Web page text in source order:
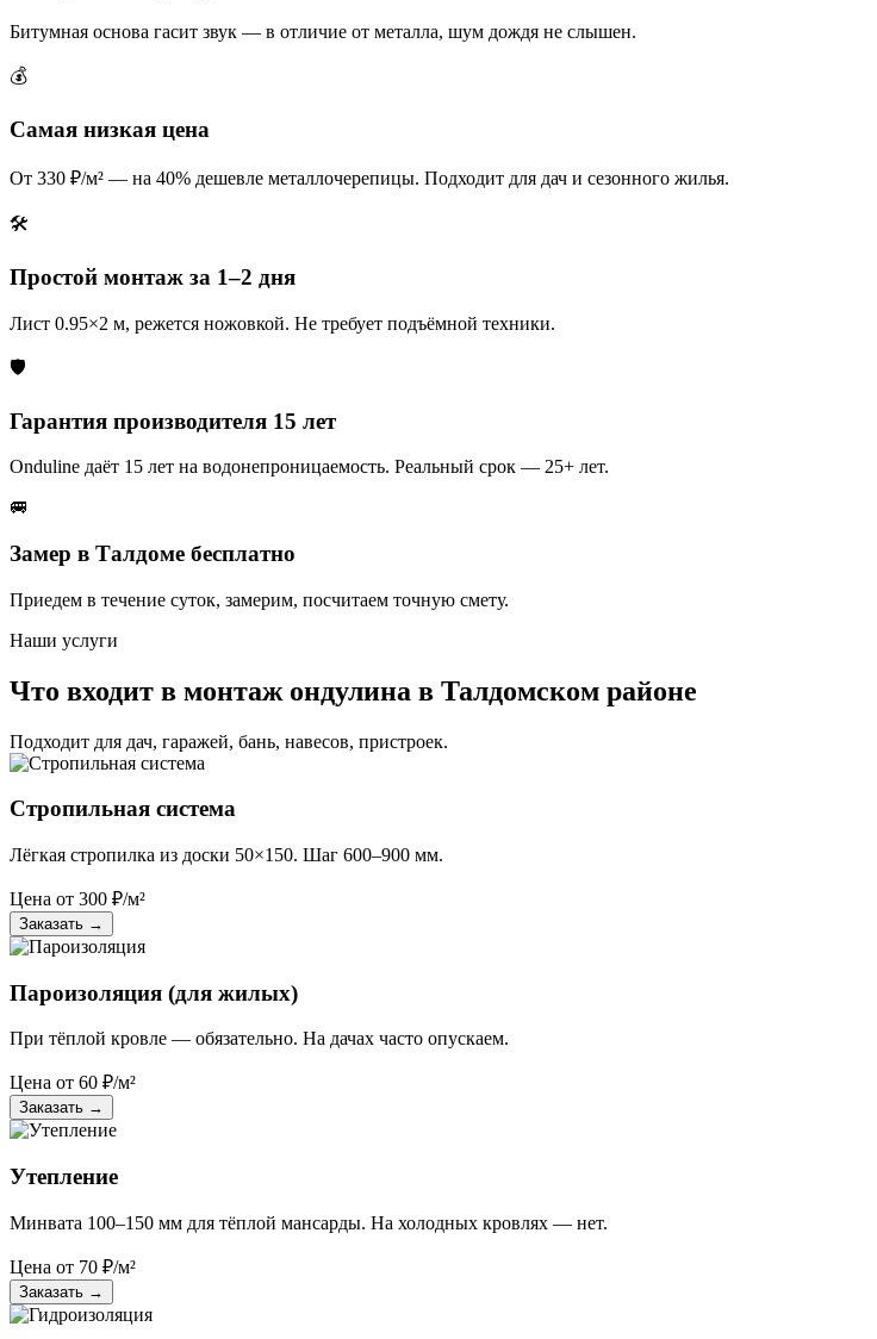
Битумная основа гасит звук — в отличие от металла, шум дождя не слышен.
💰
Самая низкая цена
От 330 ₽/м² — на 40% дешевле металлочерепицы. Подходит для дач и сезонного жилья.
🛠️
Простой монтаж за 1–2 дня
Лист 0.95×2 м, режется ножовкой. Не требует подъёмной техники.
🛡️
Гарантия производителя 15 лет
Onduline даёт 15 лет на водонепроницаемость. Реальный срок — 25+ лет.
🚐
Замер в Талдоме бесплатно
Приедем в течение суток, замерим, посчитаем точную смету.
Наши услуги
Что входит в монтаж ондулина в Талдомском районе
Подходит для дач, гаражей, бань, навесов, пристроек.
Стропильная система
Лёгкая стропилка из доски 50×150. Шаг 600–900 мм.
Цена от 300 ₽/м²
Заказать →
Пароизоляция (для жилых)
При тёплой кровле — обязательно. На дачах часто опускаем.
Цена от 60 ₽/м²
Заказать →
Утепление
Минвата 100–150 мм для тёплой мансарды. На холодных кровлях — нет.
Цена от 70 ₽/м²
Заказать →